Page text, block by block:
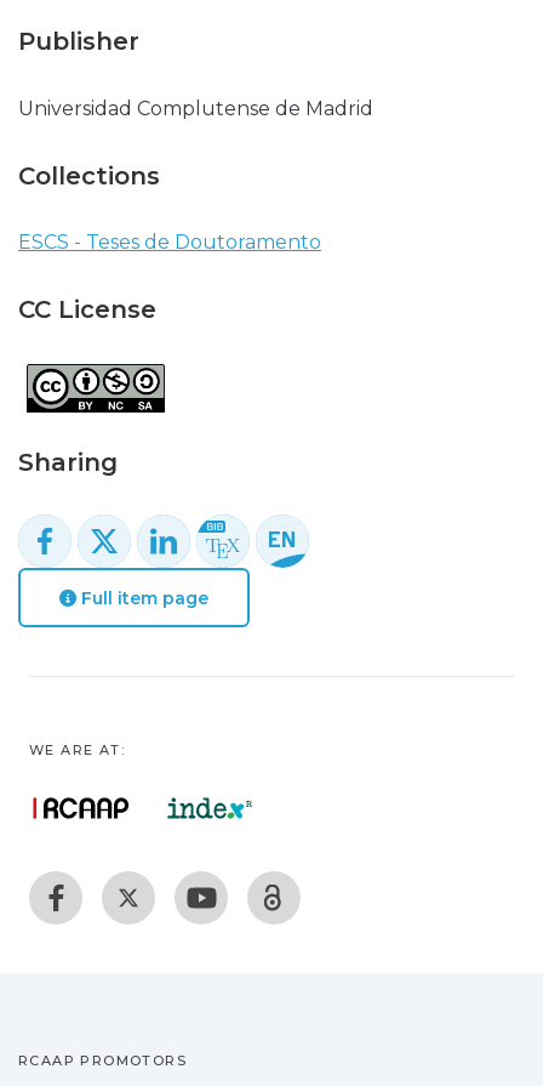
Publisher
Universidad Complutense de Madrid
Collections
ESCS - Teses de Doutoramento
CC License
Sharing
Full item page
WE ARE AT:
RCAAP PROMOTORS